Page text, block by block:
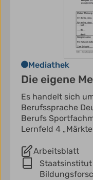
Mediathek
Die eigene
Es handelt sich
Berufssprache
Berufs
Lernfeld 4 „Märkte
Arbeitsblatt